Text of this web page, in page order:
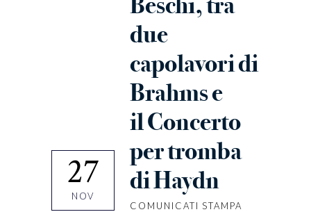
27
NOV
due
capolavori di
Brahms e
il Concerto
per tromba
di Haydn
COMUNICATI STAMPA